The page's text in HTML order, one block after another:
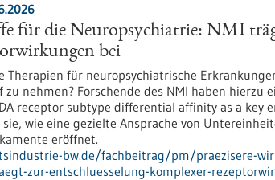
für die Neuropsychiatrie: NMI
bei
Therapien für neuropsychiatrische
nehmen? Forschende des NMI haben hierzu
receptor subtype differential affinity as a key
wie eine gezielte Ansprache von
eröffnet.
bw.de/fachbeitrag/pm/praezisere-
zur-entschluesselung-komplexer-